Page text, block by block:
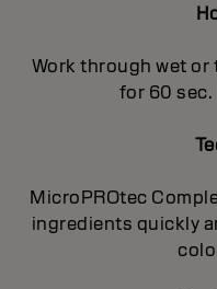
Work through wet or
for 60
MicroPROtec
ingredients quickly